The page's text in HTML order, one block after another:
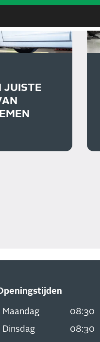
JUISTE
Maandag 08:30
Dinsdag
08:30